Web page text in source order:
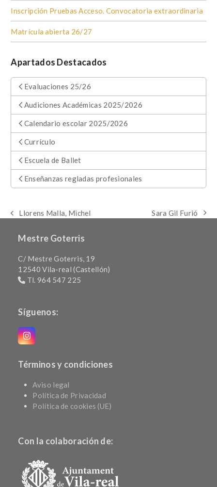
Inscripción Pruebas Acceso. Convocatoria extraordinaria
Matrícula abierta 26/27
Apartados Destacados
Evaluaciones 25/26
Audiciones Académicas 2025/2026
Calendario escolar 2025/2026
Currículo
Escuela de Ballet
Enseñanzas regladas profesionales
previous
Llorens Malla, Michel
next
Sara Gil Furió
Mestre Goterris
C/ Mestre Goterris, 19
12540 Vila-real (Castellón)
Tl. 964 547 225
Síguenos:
Instagram
Términos y condiciones
Aviso legal
Política de Privacidad
Política de cookies (UE)
Con la colaboración de: